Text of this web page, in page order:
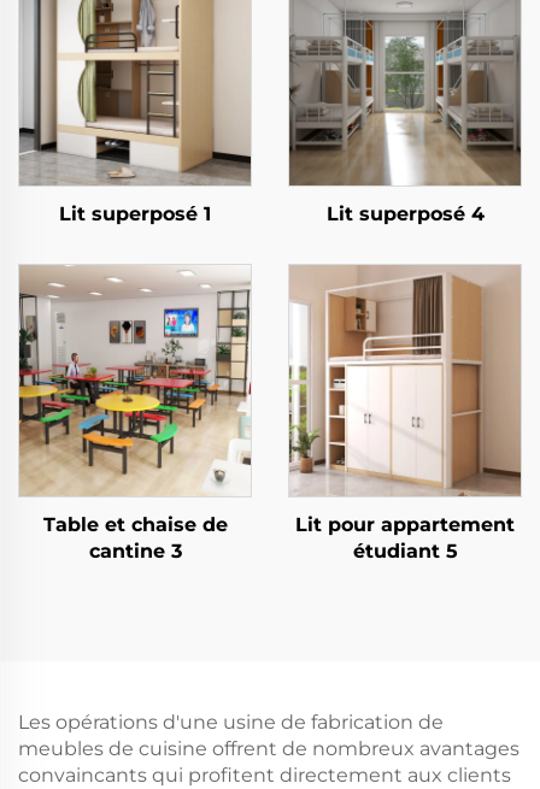
Lit superposé 1 Lit superposé 4
Table et chaise de
cantine 3
Lit pour appartement
étudiant 5
Les opérations d'une usine de fabrication de
meubles de cuisine offrent de nombreux avantages
convaincants qui profitent directement aux clients